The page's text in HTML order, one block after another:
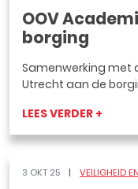
OOV
borging
Samenwerking met
Utrecht aan de
LEES VERDER +
3 OKT 25 VEILIGHEID